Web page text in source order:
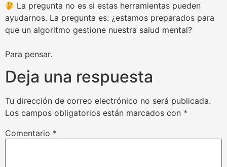
La pregunta no es si estas herramientas pueden
ayudarnos. La pregunta es: ¿estamos preparados para
que un algoritmo gestione nuestra salud mental?
Para pensar.
Deja una respuesta
Tu dirección de correo electrónico no será publicada.
Los campos obligatorios están marcados con *
Comentario *